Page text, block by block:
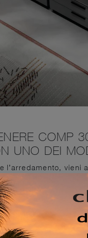
COMP
UNO DEI
l’arredamento,
esclusivo e
preventivi e arreda
inserito in un
La celebre
armadio con ante
ti attendono